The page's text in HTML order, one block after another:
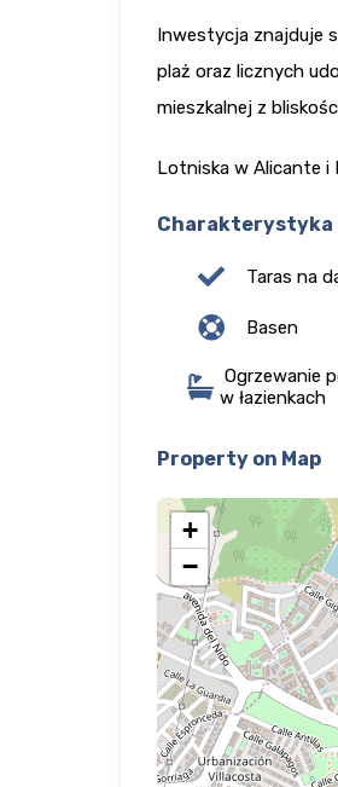
Inwestycja znajduje
plaż oraz licznych
mieszkalnej z
Lotniska w Alicante i
Charakterystyka
Taras na
Basen
Ogrzewanie
w łazienkach
Property on Map
+
−